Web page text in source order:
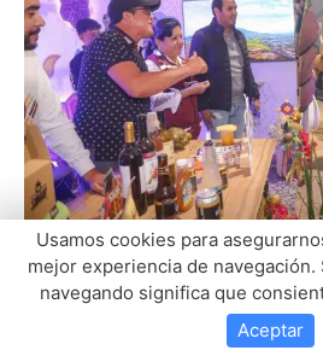
Usamos cookies para
mejor experiencia de navegación.
navegando significa que
Aceptar